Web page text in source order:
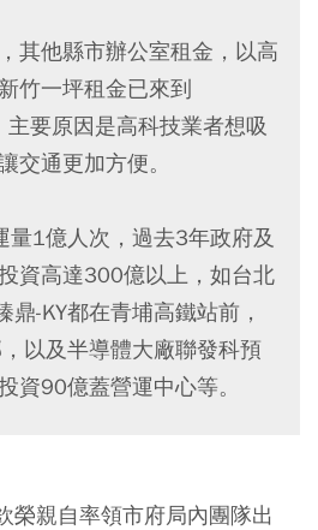
其他縣市辦公室租金，以高
竹一坪租金已來到
要原因是高科技業者想吸
交通更加方便。
量1億人次，過去3年政府及
資高達300億以上，如台北
鼎-KY都在青埔高鐵站前，
以及半導體大廠聯發科預
資90億蓋營運中心等。
榮親自率領市府局內團隊出